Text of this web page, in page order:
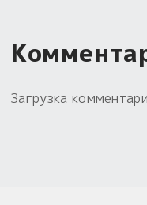
Загрузка